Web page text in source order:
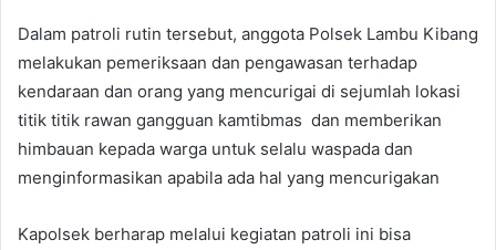
Dalam patroli rutin tersebut, anggota Polsek Lambu Kibang
melakukan pemeriksaan dan pengawasan terhadap
kendaraan dan orang yang mencurigai di sejumlah lokasi
titik titik rawan gangguan kamtibmas dan memberikan
himbauan kepada warga untuk selalu waspada dan
menginformasikan apabila ada hal yang mencurigakan
Kapolsek berharap melalui kegiatan patroli ini bisa